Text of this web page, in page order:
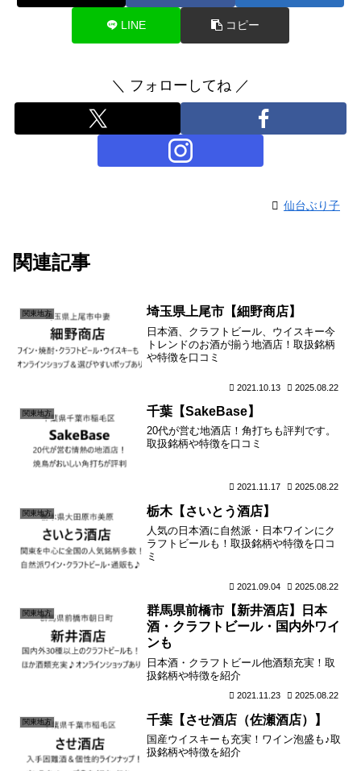
LINE コピー
＼ フォローしてね ／
仙台ぶり子
関連記事
関東地方 埼玉県上尾市【細野商店】
日本酒、クラフトビール、ウイスキー今
トレンドのお酒が揃う地酒店！取扱銘柄
や特徴を口コミ
2021.10.13 2025.08.22
関東地方 千葉【SakeBase】
20代が営む地酒店！角打ちも評判です。
取扱銘柄や特徴を口コミ
2021.11.17 2025.08.22
関東地方 栃木【さいとう酒店】
人気の日本酒に自然派・日本ワインにク
ラフトビールも！取扱銘柄や特徴を口コ
ミ
2021.09.04 2025.08.22
関東地方
群馬県前橋市【新井酒店】日本
酒・クラフトビール・国内外ワイ
ンも
日本酒・クラフトビール他酒類充実！取
扱銘柄や特徴を紹介
2021.11.23 2025.08.22
関東地方 千葉【させ酒店（佐瀬酒店）】
国産ウイスキーも充実！ワイン泡盛も♪取
扱銘柄や特徴を紹介